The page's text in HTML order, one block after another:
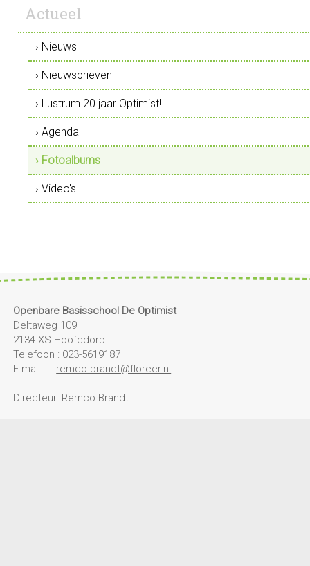
Actueel
› Nieuws
› Nieuwsbrieven
› Lustrum 20 jaar Optimist!
› Agenda
› Fotoalbums
› Video's
Openbare Basisschool De Optimist
Deltaweg 109
2134 XS Hoofddorp
Telefoon : 023-5619187
E-mail : remco.brandt@floreer.nl
Directeur: Remco Brandt